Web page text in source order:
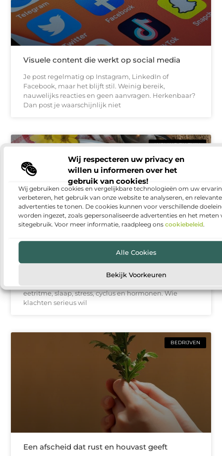
Wij respecteren uw privacy en
willen u informeren over het
gebruik van cookies!
Wij gebruiken cookies en vergelijkbare technologieën om uw
verbeteren, het gebruik van onze website te analyseren, en relevante
advertenties te tonen. De cookies kunnen voor verschillende
worden ingezet, zoals gepersonaliseerde advertenties en het meten
sitegebruik. Voor meer informatie, raadpleeg ons cookiebeleid.
Alle Cookies
Bekijk Voorkeuren
Visuele content die werkt op social media
Je post regelmatig op Instagram, LinkedIn of
Facebook, maar het blijft stil. Weinig bereik,
nauwelijks reacties en geen aanvragen. Herkenbaar?
Dan post je waarschijnlijk niet
WONING EN TUIN
Hormonale disbalans voeding: energiedips en
Energiedips en trek worden vaak gezien als gebrek
eetritme, slaap, stress, cyclus en hormonen. Wie
klachten serieus wil
BEDRIJVEN
Een afscheid dat rust en houvast geeft